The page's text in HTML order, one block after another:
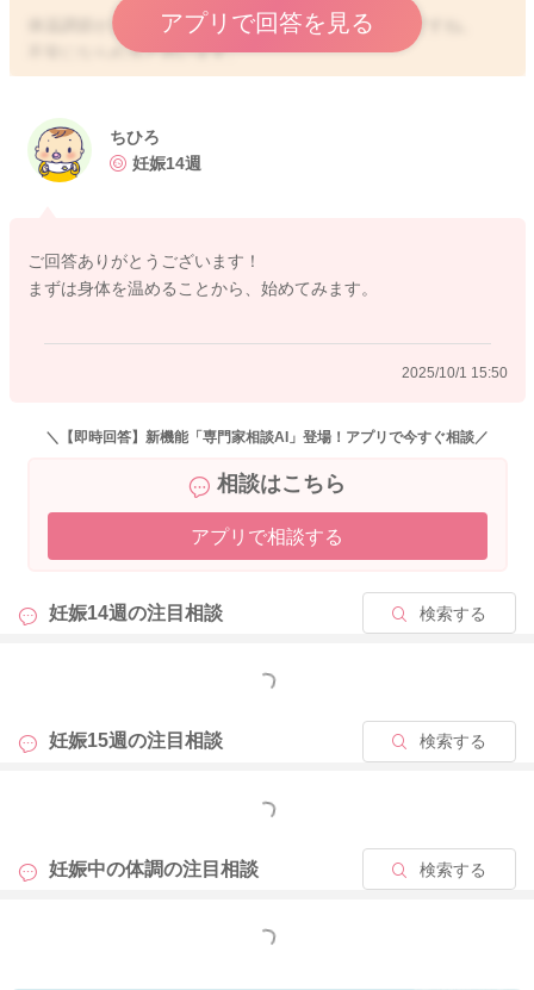
体温調節がおかしくなっているように感じられるのですね。
不安になられると思います。
妊娠中は、自律神経のバランスも崩れやすくなってしまうこと
そのため体温調節がおかしくなっているように感じられるのか
なと思いました。
摂るようにされたり、湯船に浸かるようにされる、肩甲骨の間
を温め、深呼吸をするようにされてみることでも、自律神経が
アプリで回答を見る
2025/10/1 15:28
ちひろ
妊娠14週
ご回答ありがとうございます！
まずは身体を温めることから、始めてみます。
2025/10/1 15:50
＼【即時回答】新機能「専門家相談AI」登場！アプリで今すぐ相談／
相談はこちら
アプリで相談する
妊娠14週の注目相談 検索する
もっと見る
妊娠15週の注目相談 検索する
もっと見る
妊娠中の体調の注目相談 検索する
もっと見る